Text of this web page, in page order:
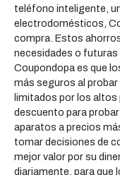
teléfono inteligente,
electrodomésticos,
compra. Estos
necesidades o
Coupondopa es que
más seguros al
limitados por los altos
descuento para
aparatos a precios
tomar decisiones de
mejor valor por su
diariamente, para que